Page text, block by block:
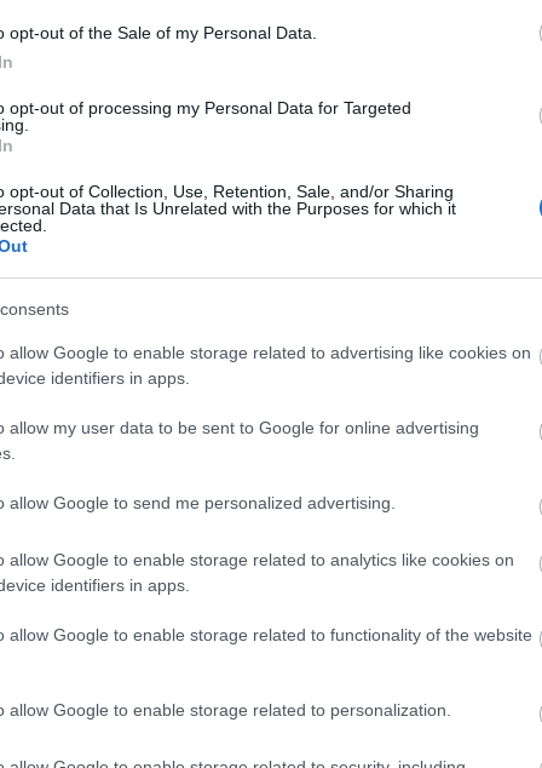
opt-out of the Sale of my Personal Data.
opt-out of processing my Personal Data for Targeted
opt-out of Collection, Use, Retention, Sale, and/or Sharing
Data that Is Unrelated with the Purposes for which it
allow Google to enable storage related to advertising like cookies on
identifiers in apps.
allow my user data to be sent to Google for online advertising
allow Google to send me personalized advertising.
allow Google to enable storage related to analytics like cookies on
identifiers in apps.
allow Google to enable storage related to functionality of the website
allow Google to enable storage related to personalization.
világa folyamatosan változik, ezért az
is lépést kell tartaniuk az újdonságokkal.
és workshopokon vesznek részt, hogy
trendekkel és technológiákkal
Szájfeltöltés
szemhéjplasztika
hasplasztikaorrplasztikaarcplasztika
a felhasználóbarát interfész, a vonzó design és
dönteni kell a termékkategóriák, a
kialakításáról. Ebben a fázisban gyakran
egyedi design-t igényelnek webfejlesztőktől.
Magento) az a platform, amely lehetővé
követését és
teszi a webáruház tartalmának egyszerű
mélyreható programozási ismeretekre lenne
és egyéb releváns információinak az
a webáruház működéséhez. Ezenkívül fontos a
termékértékelések)létrehozása, amely
teljesítményét és segít vonzani a látogatókat.
fizetési (pl. hitelkártya, PayPal, utánvét) és
és biztonságosan tudjanak fizetni, valamint
opciók közül.
fontos SSL-tanúsítványt beszerezni,
gondoskodni kell a GDPR és egyéb
megfelelésről.